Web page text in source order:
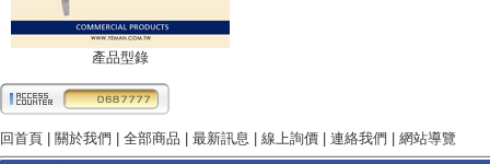
產品型錄
回首頁 | 關於我們 | 全部商品 | 最新訊息 | 線上詢價 | 連絡我們 | 網站導覽